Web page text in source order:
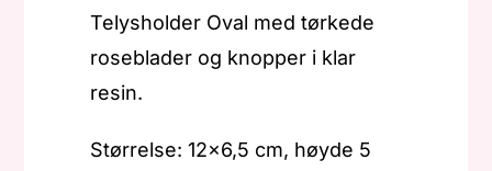
Telysholder Oval med tørkede
roseblader og knopper i klar
resin.
Størrelse: 12×6,5 cm, høyde 5